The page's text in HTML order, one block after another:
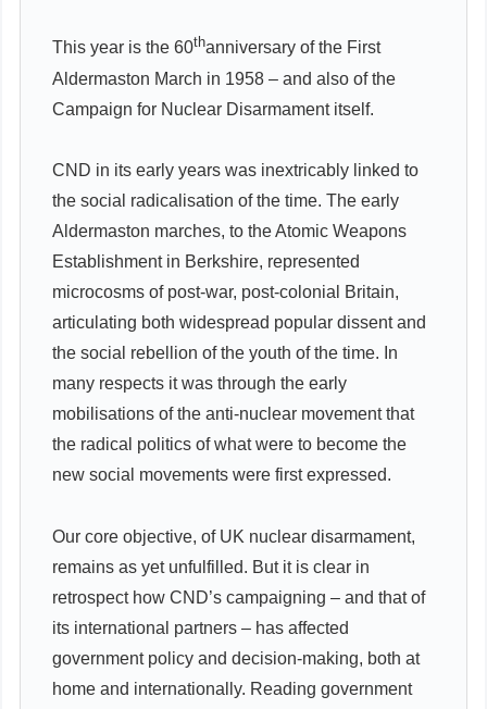
This year is the 60thanniversary of the First
Aldermaston March in 1958 – and also of the
Campaign for Nuclear Disarmament itself.
CND in its early years was inextricably linked to
the social radicalisation of the time. The early
Aldermaston marches, to the Atomic Weapons
Establishment in Berkshire, represented
microcosms of post-war, post-colonial Britain,
articulating both widespread popular dissent and
the social rebellion of the youth of the time. In
many respects it was through the early
mobilisations of the anti-nuclear movement that
the radical politics of what were to become the
new social movements were first expressed.
Our core objective, of UK nuclear disarmament,
remains as yet unfulfilled. But it is clear in
retrospect how CND’s campaigning – and that of
its international partners – has affected
government policy and decision-making, both at
home and internationally. Reading government